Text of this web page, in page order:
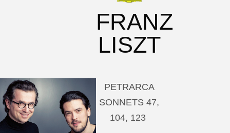
FRANZ
LISZT
PETRARCA
SONNETS 47,
104, 123